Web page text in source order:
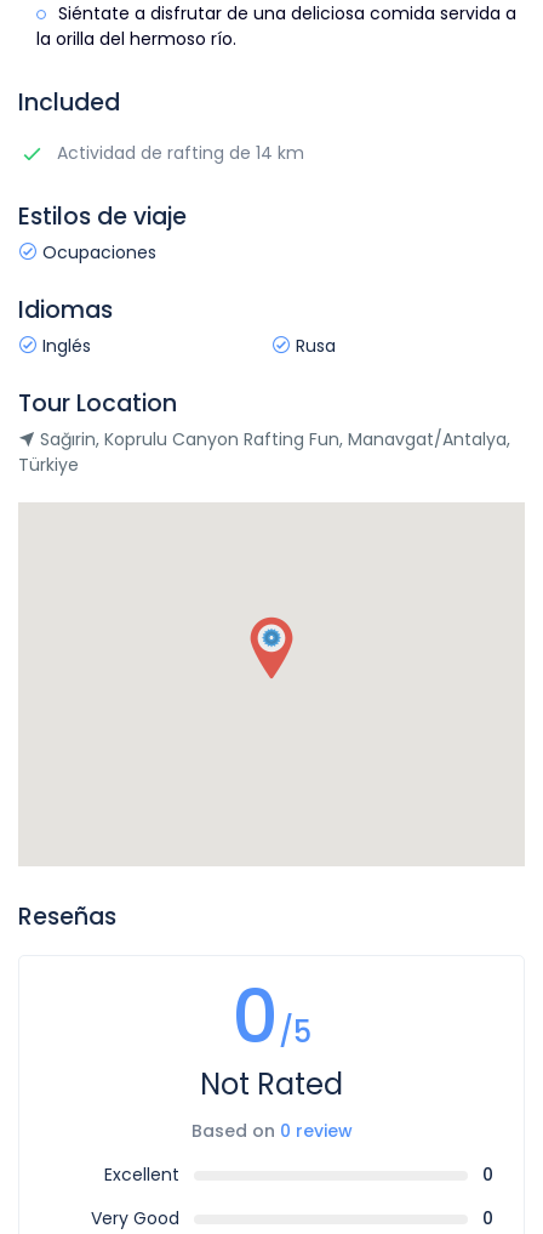
Siéntate a disfrutar de una deliciosa comida servida a
la orilla del hermoso río.
Included
Actividad de rafting de 14 km
Estilos de viaje
Ocupaciones
Idiomas
Inglés Rusa
Tour Location
Sağırin, Koprulu Canyon Rafting Fun, Manavgat/Antalya,
Türkiye
Reseñas
0/5
Not Rated
Based on 0 review
Excellent
0
Very Good
0